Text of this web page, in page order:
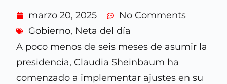
marzo 20, 2025
No Comments
Gobierno, Neta del día
A poco menos de seis meses de asumir la
presidencia, Claudia Sheinbaum ha
comenzado a implementar ajustes en su